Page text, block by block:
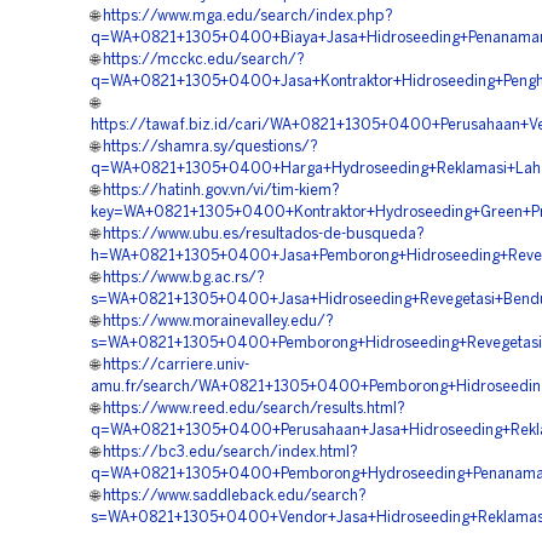
🌐 https://www.mga.edu/search/index.php?
🌐 https://mcckc.edu/search/?
🌐
https://tawaf.biz.id/cari/
🌐 https://shamra.sy/questions/?
🌐 https://hatinh.gov.vn/vi/tim-kiem?
🌐 https://www.ubu.es/resultados-de-busqueda?
🌐 https://www.bg.ac.rs/?
🌐 https://www.morainevalley.edu/?
🌐 https://carriere.univ-
amu.fr/search/
🌐 https://www.reed.edu/search/results.html?
🌐 https://bc3.edu/search/index.html?
🌐 https://www.saddleback.edu/search?